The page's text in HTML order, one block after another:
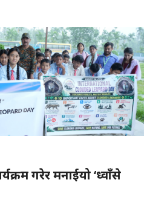
गरेर मनाईयो ‘ध्वाँसे